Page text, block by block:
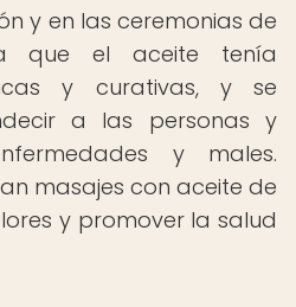
y en las ceremonias de
que el aceite tenía
y curativas, y se
a las personas y
y males.
masajes con aceite de
y promover la salud